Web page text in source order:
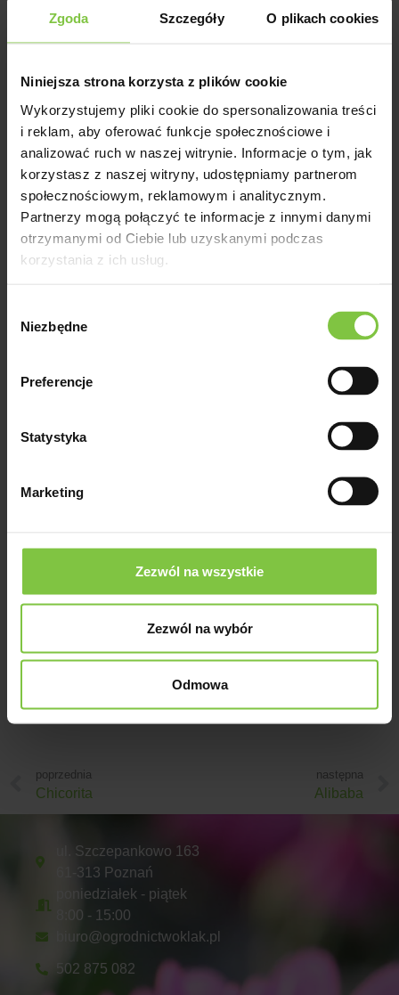
Zgoda Szczegóły O plikach cookies
Niniejsza strona korzysta z plików cookie
Wykorzystujemy pliki cookie do spersonalizowania treści
i reklam, aby oferować funkcje społecznościowe i
analizować ruch w naszej witrynie. Informacje o tym, jak
korzystasz z naszej witryny, udostępniamy partnerom
społecznościowym, reklamowym i analitycznym.
Partnerzy mogą połączyć te informacje z innymi danymi
otrzymanymi od Ciebie lub uzyskanymi podczas
korzystania z ich usług.
zgody
Niezbędne
Preferencje
Statystyka
Marketing
Zezwól na wszystkie
Zezwól na wybór
Odmowa
Pavesi
Reakcja fotoperiodyczna -
7,5Forma kwiatostanu -
dekoracyjnaKolor - biało-
fioletowyHodowca - Armada
Zembla Cream
8Forma kwiatostanu - pełnaKolor
Yellow
Reakcja fotoperiodyczna -
7Forma kwiatostanu -
igiełkowaKolor - żółtyHodowca -
poprzednia
Chicorita
następna
Alibaba
ul. Szczepankowo 163
61-313 Poznań
poniedziałek - piątek
8:00 - 15:00
biuro@ogrodnictwoklak.pl
502 875 082